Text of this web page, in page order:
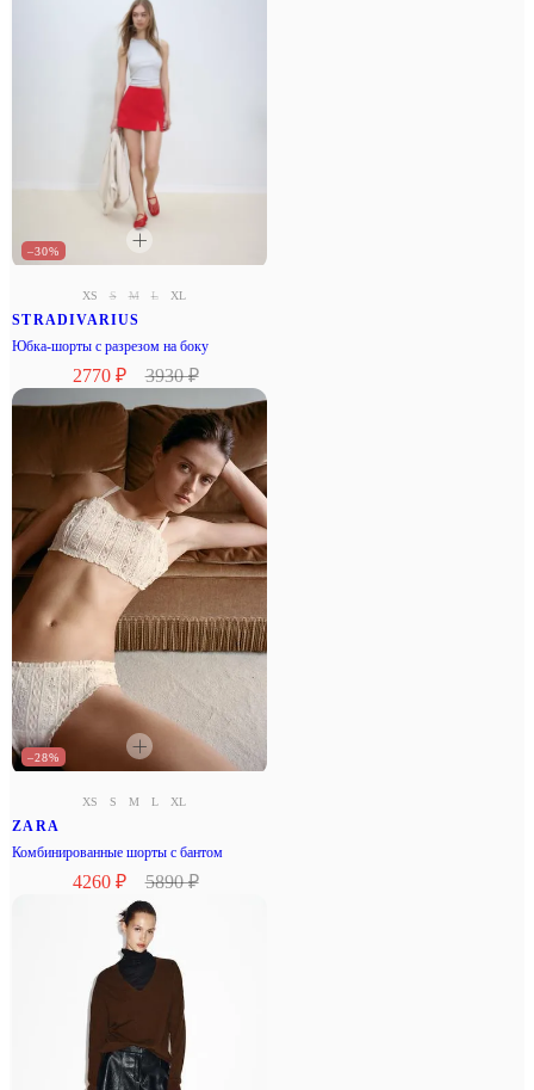
–30%
XS S M L XL
STRADIVARIUS
Юбка-шорты с разрезом на боку
2770 ₽ 3930 ₽
–28%
XS S M L XL
ZARA
Комбинированные шорты с бантом
4260 ₽ 5890 ₽